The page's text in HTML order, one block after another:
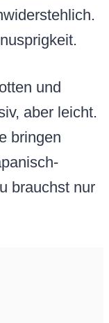
und
aber leicht.
bringen
brauchst nur